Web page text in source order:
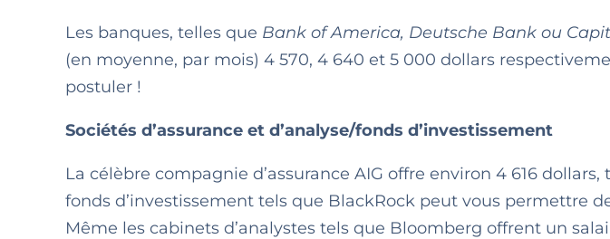
Les banques, telles que Bank of America, Deutsche Bank ou
(en moyenne, par mois) 4 570, 4 640 et 5 000 dollars
postuler !
Sociétés d’assurance et d’analyse/fonds d’investissement
La célèbre compagnie d’assurance AIG offre environ 4 616
fonds d’investissement tels que BlackRock peut vous permettre
Même les cabinets d’analystes tels que Bloomberg offrent un